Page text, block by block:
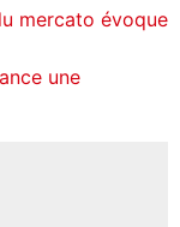
mercato évoque
une